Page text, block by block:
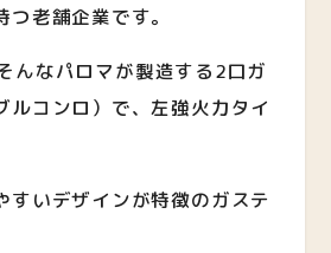
老舗企業です。
んなパロマが製造する2口ガ
ルコンロ）で、左強火力タイ
すいデザインが特徴のガステ